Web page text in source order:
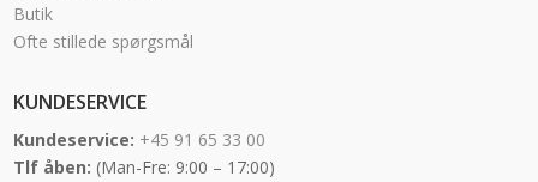
Butik
Ofte stillede spørgsmål
KUNDESERVICE
Kundeservice: +45 91 65 33 00
Tlf åben: (Man-Fre: 9:00 – 17:00)